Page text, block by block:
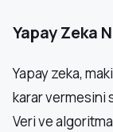
Yapay Zeka
Yapay zeka,
karar vermesini
Veri ve